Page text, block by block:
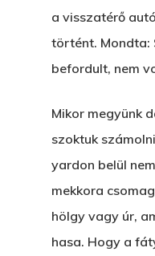
a visszatérő
történt. Mondta:
befordult, nem
Mikor megyünk
szoktuk
yardon belül
mekkora
hölgy vagy úr,
hasa. Hogy a